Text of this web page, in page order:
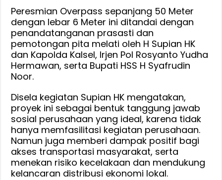
Kolaborasi
Swasta
dan
Pemerintah,
yang
bermanfaat
Peresmian Overpass sepanjang 50 Meter
dengan lebar 6 Meter ini ditandai dengan
penandatanganan prasasti dan
pemotongan pita melati oleh H Supian HK
dan Kapolda Kalsel, Irjen Pol Rosyanto Yudha
Hermawan, serta Bupati HSS H Syafrudin
Noor.
Disela kegiatan Supian HK mengatakan,
proyek ini sebagai bentuk tanggung jawab
sosial perusahaan yang ideal, karena tidak
hanya memfasilitasi kegiatan perusahaan.
Namun juga memberi dampak positif bagi
akses transportasi masyarakat, serta
menekan risiko kecelakaan dan mendukung
kelancaran distribusi ekonomi lokal.